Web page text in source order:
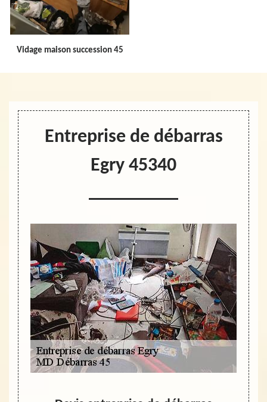
Vidage maison succession 45
Entreprise de débarras
Egry 45340